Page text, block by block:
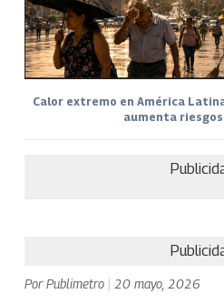
Calor extremo en América
aumenta riesgos
PorPublimetro 20 mayo, 2026